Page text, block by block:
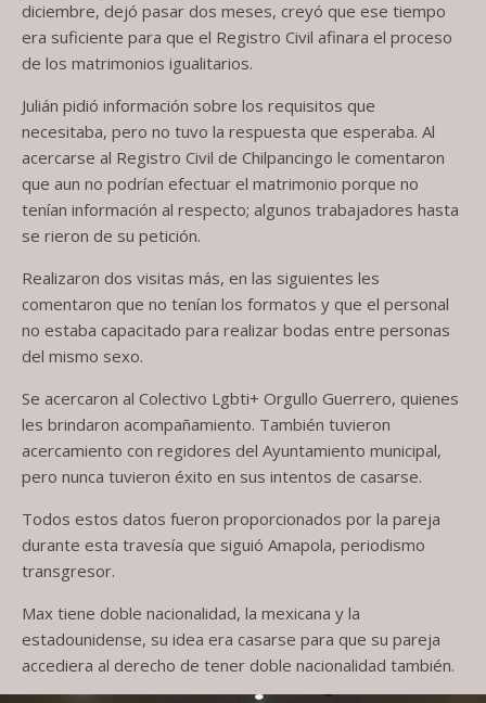
diciembre, dejó pasar dos meses, creyó que ese tiempo
era suficiente para que el Registro Civil afinara el proceso
de los matrimonios igualitarios.
Julián pidió información sobre los requisitos que
necesitaba, pero no tuvo la respuesta que esperaba. Al
acercarse al Registro Civil de Chilpancingo le comentaron
que aun no podrían efectuar el matrimonio porque no
tenían información al respecto; algunos trabajadores hasta
se rieron de su petición.
Realizaron dos visitas más, en las siguientes les
comentaron que no tenían los formatos y que el personal
no estaba capacitado para realizar bodas entre personas
del mismo sexo.
Se acercaron al Colectivo Lgbti+ Orgullo Guerrero, quienes
les brindaron acompañamiento. También tuvieron
acercamiento con regidores del Ayuntamiento municipal,
pero nunca tuvieron éxito en sus intentos de casarse.
Todos estos datos fueron proporcionados por la pareja
durante esta travesía que siguió Amapola, periodismo
transgresor.
Max tiene doble nacionalidad, la mexicana y la
estadounidense, su idea era casarse para que su pareja
accediera al derecho de tener doble nacionalidad también.